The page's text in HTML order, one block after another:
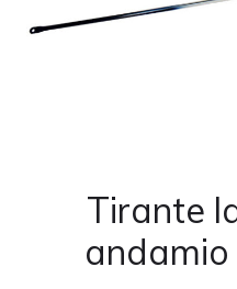
Tirante